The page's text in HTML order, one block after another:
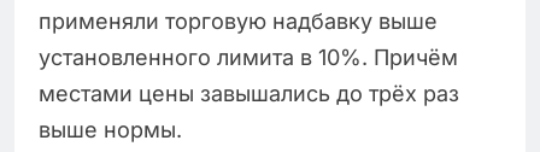
применяли торговую надбавку выше
установленного лимита в 10%. Причём
местами цены завышались до трёх раз
выше нормы.